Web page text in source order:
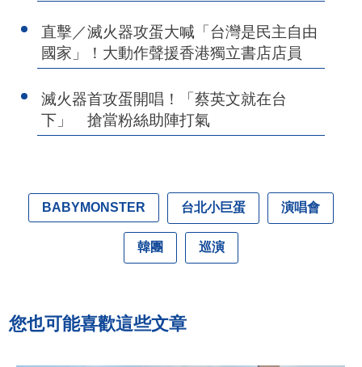
直擊／滅火器攻蛋大喊「台灣是民主自由
國家」！大動作聲援香港獨立書店店員
滅火器首攻蛋開唱！「蔡英文就在台
下」 搶當粉絲助陣打氣
BABYMONSTER 台北小巨蛋 演唱會
韓團 巡演
您也可能喜歡這些文章